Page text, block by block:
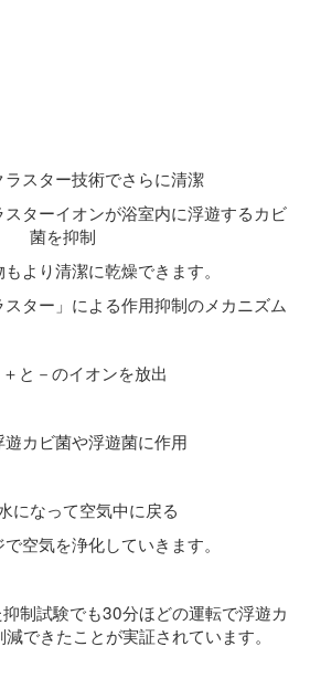
ラスター技術でさらに清潔
ターイオンが浴室内に浮遊するカビ
菌を抑制
より清潔に乾燥できます。
ター」による作用抑制のメカニズム
＋と－のイオンを放出
遊カビ菌や浮遊菌に作用
になって空気中に戻る
空気を浄化していきます。
制試験でも30分ほどの運転で浮遊カ
できたことが実証されています。